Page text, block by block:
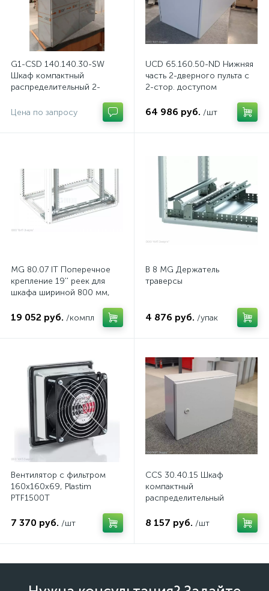
G1-CSD 140.140.30-SW
Шкаф компактный
распределительный 2-
стали, с перемычкой
Цена по запросу
UCD 65.160.50-ND Нижняя
часть 2-дверного пульта с
2-стор. доступом
64 986 руб. /шт
MG 80.07 IT Поперечное
крепление 19'' реек для
шкафа шириной 800 мм,
19 052 руб. /компл
B 8 MG Держатель
траверсы
4 876 руб. /упак
Вентилятор с фильтром
160x160x69, Plastim
PTF1500T
7 370 руб. /шт
CCS 30.40.15 Шкаф
компактный
распределительный
8 157 руб. /шт